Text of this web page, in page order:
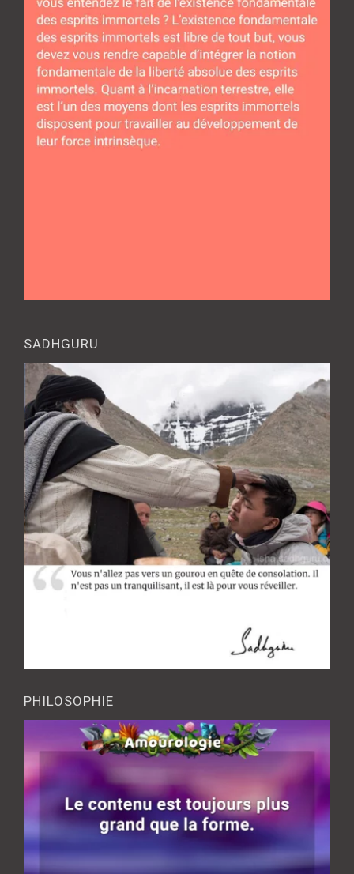
SADHGURU
PHILOSOPHIE